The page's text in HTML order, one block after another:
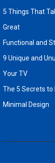
5 Things That
Great
Functional and
9 Unique and
Your TV
The 5 Secrets
Minimal Design